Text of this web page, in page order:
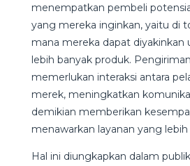
menempatkan pembeli
yang mereka inginkan, yaitu di
mana mereka dapat
lebih banyak produk.
memerlukan interaksi antara
merek, meningkatkan
demikian memberikan
menawarkan layanan yang lebih
Hal ini diungkapkan dalam